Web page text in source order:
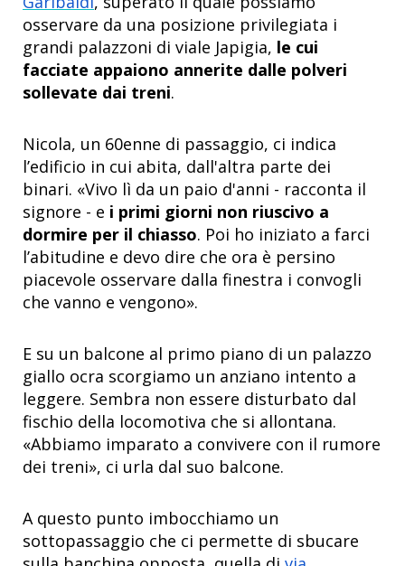
osservare da una posizione privilegiata i
grandi palazzoni di viale Japigia, le cui
facciate appaiono annerite dalle polveri
sollevate dai treni.
Nicola, un 60enne di passaggio, ci indica
l’edificio in cui abita, dall'altra parte dei
binari. «Vivo lì da un paio d'anni - racconta il
signore - e i primi giorni non riuscivo a
dormire per il chiasso. Poi ho iniziato a farci
l’abitudine e devo dire che ora è persino
piacevole osservare dalla finestra i convogli
che vanno e vengono».
E su un balcone al primo piano di un palazzo
giallo ocra scorgiamo un anziano intento a
leggere. Sembra non essere disturbato dal
fischio della locomotiva che si allontana.
«Abbiamo imparato a convivere con il rumore
dei treni», ci urla dal suo balcone.
A questo punto imbocchiamo un
sottopassaggio che ci permette di sbucare